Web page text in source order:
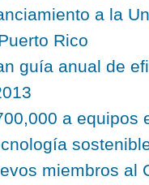
a la
Rico
guía anual de
a equipos
miembros al